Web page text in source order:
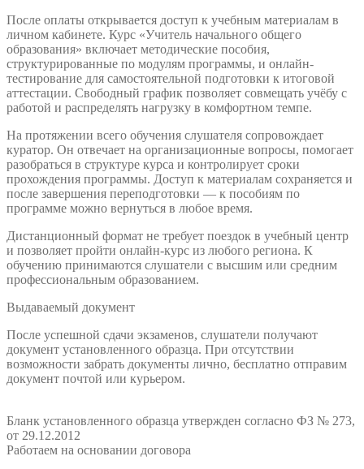
После оплаты открывается доступ к учебным материалам в
личном кабинете. Курс «Учитель начального общего
образования» включает методические пособия,
структурированные по модулям программы, и онлайн-
тестирование для самостоятельной подготовки к итоговой
аттестации. Свободный график позволяет совмещать учёбу с
работой и распределять нагрузку в комфортном темпе.
На протяжении всего обучения слушателя сопровождает
куратор. Он отвечает на организационные вопросы, помогает
разобраться в структуре курса и контролирует сроки
прохождения программы. Доступ к материалам сохраняется и
после завершения переподготовки — к пособиям по
программе можно вернуться в любое время.
Дистанционный формат не требует поездок в учебный центр
и позволяет пройти онлайн-курс из любого региона. К
обучению принимаются слушатели с высшим или средним
профессиональным образованием.
Выдаваемый документ
После успешной сдачи экзаменов, слушатели получают
документ установленного образца. При отсутствии
возможности забрать документы лично, бесплатно отправим
документ почтой или курьером.
Бланк установленного образца утвержден согласно ФЗ № 273,
от 29.12.2012
Работаем на основании договора